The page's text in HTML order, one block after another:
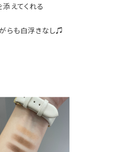
えてくれる
らも白浮きなし♫